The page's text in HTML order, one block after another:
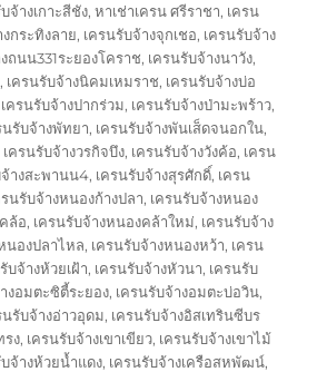
จ้างเกาะสีชัง,หาเช่าเครน ศรีราชา, เครน
กระทิงลาย, เครนรับจ้างจุกเชอ, เครนรับจ้าง
ถนน331ระยองโคราช, เครนรับจ้างนาวัง,
, เครนรับจ้างนิคมเหมราช, เครนรับจ้างบ่อ
เครนรับจ้างปากร่วม, เครนรับจ้างป่ามะพร้าว,
นรับจ้างพัทยา, เครนรับจ้างพันเส็ดจนอกใน,
เครนรับจ้างวรกิจบึง, เครนรับจ้างวังค้อ, เครน
จ้างสะพานน4, เครนรับจ้างสุรศักดิ์, เครน
รนรับจ้างหนองก้างปลา, เครนรับจ้างหนอง
ล้อ, เครนรับจ้างหนองคล้าใหม่, เครนรับจ้าง
นองปลาไหล, เครนรับจ้างหนองหว้า, เครน
บจ้างห้วยเฝ้า, เครนรับจ้างหัวนา, เครนรับ
งอมตะซิตี้ระยอง, เครนรับจ้างอมตะบ่อวิน,
นรับจ้างอ่าวอุดม, เครนรับจ้างอิสเทรินซีบร
รง, เครนรับจ้างเขาเขียว, เครนรับจ้างเขาไม้
จ้างห้วยน้ำแดง, เครนรับจ้างเครือสหพัฒน์,